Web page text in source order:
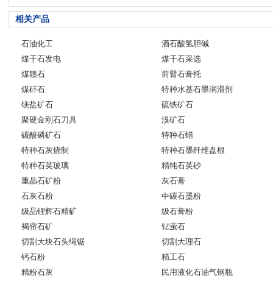
相关产品
石油化工
酒石酸氢胆碱
煤干石发电
煤干石采选
煤赣石
前臂石膏托
煤矸石
特种水基石墨润滑剂
镁盐矿石
硫铁矿石
聚硬金刚石刀具
溴矿石
碳酸磷矿石
特种石蜡
特种石灰烧制
特种石墨纤维盘根
特种石英玻璃
精纯石英砂
重晶石矿粉
灰石膏
石灰石粉
中碳石墨粉
级品锂辉石精矿
级石膏粉
褐帘石矿
钇萤石
切割大块石头绳锯
切割大理石
钙石粉
精工石
精粉石灰
民用液化石油气钢瓶